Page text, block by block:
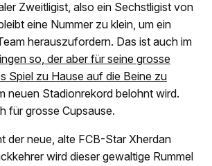
Zweitligist, also ein Sechstligist von
eine Nummer zu klein, um ein
herauszufordern. Das ist auch im
so, der aber für seine grosse
Spiel zu Hause auf die Beine zu
neuen Stadionrekord belohnt wird.
für grosse Cupsause.
der neue, alte FCB-Star Xherdan
wird dieser gewaltige Rummel